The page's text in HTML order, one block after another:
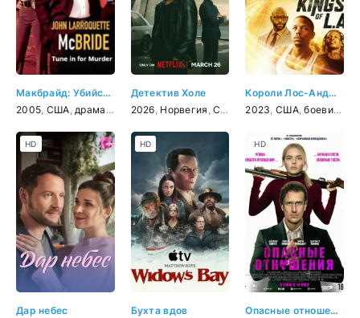
Макбрайд: Убийство в эфире
2005 США драма , криминал ,детектив
Детектив Холе
2026 Норвегия ,США детектив,криминал ,
Короли Лос-Анджелеса
2023 США,боевик ,
Дар небес
HD
Бухта вдов
HD
Опасные отношения
HD